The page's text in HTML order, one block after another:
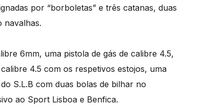
por “borboletas” e três catanas, duas
navalhas.
6mm, uma pistola de gás de calibre 4.5,
4.5 com os respetivos estojos, uma
S.L.B com duas bolas de bilhar no
ao Sport Lisboa e Benfica.